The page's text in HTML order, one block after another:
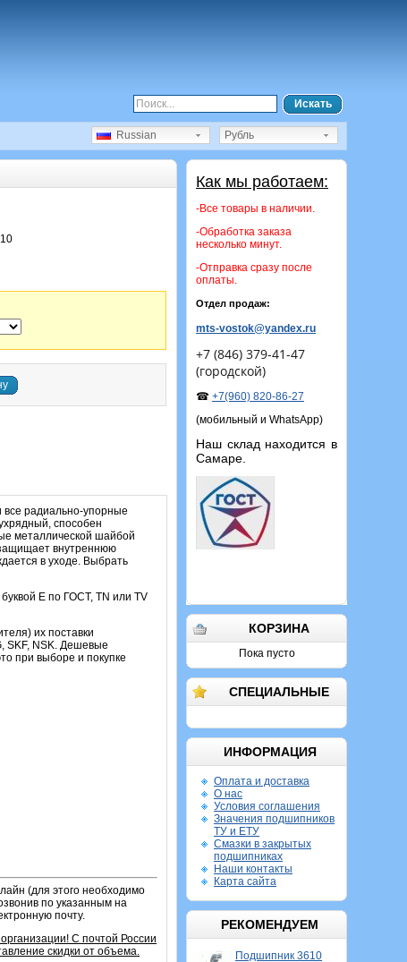
Искать
Рубль
Russian
Как мы работаем:
-Все товары в наличии.
-Обработка заказа
несколько минут.
-Отправка сразу после
оплаты.
Отдел продаж:
mts-vostok@yandex.ru
+7 (846) 379-41-47
(городской)
☎ +7(960) 820-86-27
(мобильный и WhatsApp)
Наш склад находится в
Самаре.
КОРЗИНА
Пока пусто
СПЕЦИАЛЬНЫЕ
ИНФОРМАЦИЯ
Оплата и доставка
О нас
Условия соглашения
Значения подшипников
ТУ и ЕТУ
Смазки в закрытых
подшипниках
Наши контакты
Карта сайта
РЕКОМЕНДУЕМ
Подшипник 3610
все радиально-упорные
способен
металлической шайбой
внутреннюю
в уходе. Выбрать
Е по ГОСТ, TN или TV
их поставки
SKF, NSK. Дешевые
при выборе и покупке
(для этого необходимо
по указанным на
почту.
С почтой России
скидки от объема.